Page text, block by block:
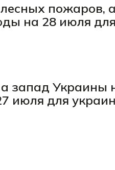
пожаров,
на 28 июля
запад Украины
июля для